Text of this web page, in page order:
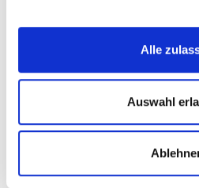
Alle
Auswahl
Andersdenkende profitieren.
politische